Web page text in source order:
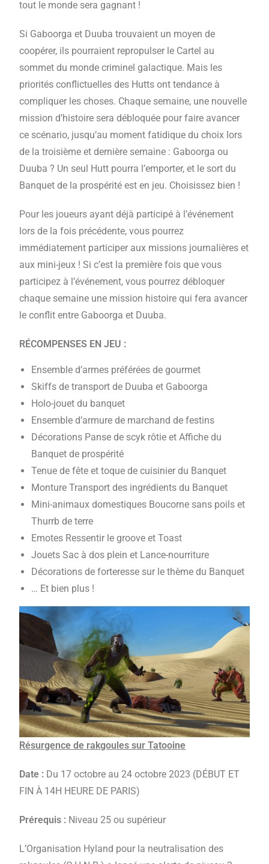
tout le monde sera gagnant !
Si Gaboorga et Duuba trouvaient un moyen de
coopérer, ils pourraient repropulser le Cartel au
sommet du monde criminel galactique. Mais les
priorités conflictuelles des Hutts ont tendance à
compliquer les choses. Chaque semaine, une nouvelle
mission d’histoire sera débloquée pour faire avancer
ce scénario, jusqu’au moment fatidique du choix lors
de la troisième et dernière semaine : Gaboorga ou
Duuba ? Un seul Hutt pourra l’emporter, et le sort du
Banquet de la prospérité est en jeu. Choisissez bien !
Pour les joueurs ayant déjà participé à l’événement
lors de la fois précédente, vous pourrez
immédiatement participer aux missions journalières et
aux mini-jeux ! Si c’est la première fois que vous
participez à l’événement, vous pourrez débloquer
chaque semaine une mission histoire qui fera avancer
le conflit entre Gaboorga et Duuba.
RÉCOMPENSES EN JEU :
Ensemble d’armes préférées de gourmet
Skiffs de transport de Duuba et Gaboorga
Holo-jouet du banquet
Ensemble d’armure de marchand de festins
Décorations Panse de scyk rôtie et Affiche du
Banquet de prospérité
Tenue de fête et toque de cuisinier du Banquet
Monture Transport des ingrédients du Banquet
Mini-animaux domestiques Boucorne sans poils et
Thurrb de terre
Emotes Ressentir le groove et Toast
Jouets Sac à dos plein et Lance-nourriture
Décorations de forteresse sur le thème du Banquet
… Et bien plus !
Résurgence de rakgoules sur Tatooine
Date : Du 17 octobre au 24 octobre 2023 (DÉBUT ET
FIN À 14H HEURE DE PARIS)
Prérequis : Niveau 25 ou supérieur
L’Organisation Hyland pour la neutralisation des